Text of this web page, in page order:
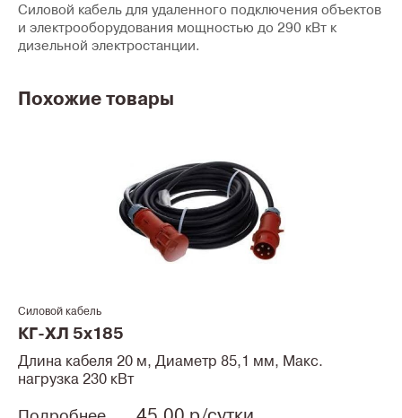
Силовой кабель для удаленного подключения объектов
и электрооборудования мощностью до 290 кВт к
дизельной электростанции.
Похожие товары
Силовой кабель
КГ-ХЛ 5x185
Длина кабеля 20 м, Диаметр 85,1 мм, Макс.
нагрузка 230 кВт